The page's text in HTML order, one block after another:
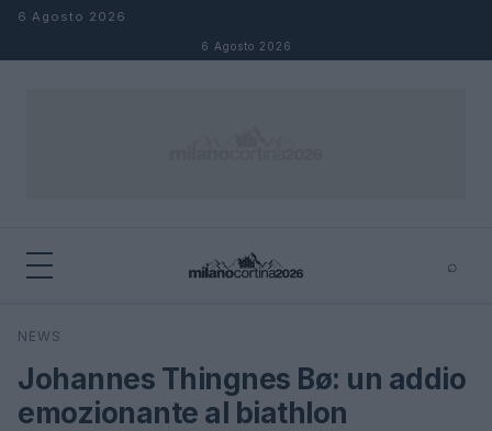
Salta al contenuto
6 Agosto 2026
6 Agosto 2026
⌕
Cerca
NEWS
Johannes Thingnes Bø: un addio
emozionante al biathlon